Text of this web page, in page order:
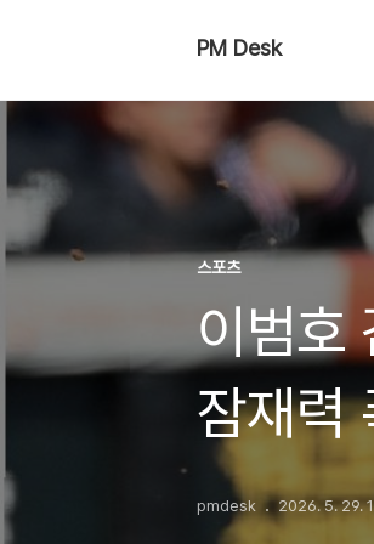
PM Desk
스포츠
이범호
잠재력
pmdesk 2026. 5. 29.